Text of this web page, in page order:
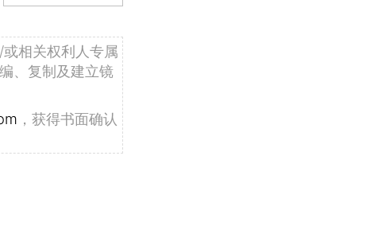
相关权利人专属
、复制及建立镜
，获得书面确认